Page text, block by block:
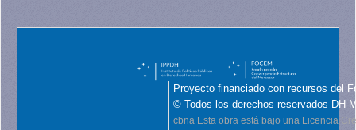
Proyecto financiado con recursos del
© Todos los derechos reservados DH
cbna Esta obra está bajo una Licencia